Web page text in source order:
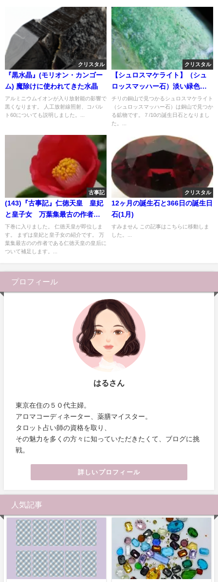
クリスタル
『黒水晶』(モリオン・カンゴー
ム) 魔除けに使われてきた水晶
アルミニウムイオンが入り放射能の影響で
黒くなります。 人工放射線照射、コバル
ト60についても説明しました。...
クリスタル
【シュロスマケライト】（シュ
ロッスマッハー石）淡い緑色の
宝石
チリの銅山で見つかるシュロスマケライト
（シュロッスマッハー石）は銅山で見つか
る鉱物です。７/10の誕生日石となりまし
た。...
古事記
(143)『古事記』仁徳天皇 皇妃
と皇子女 万葉集最古の作者
石之日売
下巻に入りました。 仁徳天皇が即位しま
す。 まずは皇妃と皇子女の紹介です。 万
葉集最古のの作者である仁徳天皇の皇后に
ついて補足します。...
クリスタル
12ヶ月の誕生石と366日の誕生日
石(1月)
すみません この記事はこちらに移動しま
した。...
プロフィール
はるさん
東京在住の５０代主婦。
アロマコーディネーター、薬膳マイスター。
タロット占い師の資格を取り、
その魅力を多くの方々に知っていただきたくて、ブログに挑
戦。
詳しいプロフィール
人気記事